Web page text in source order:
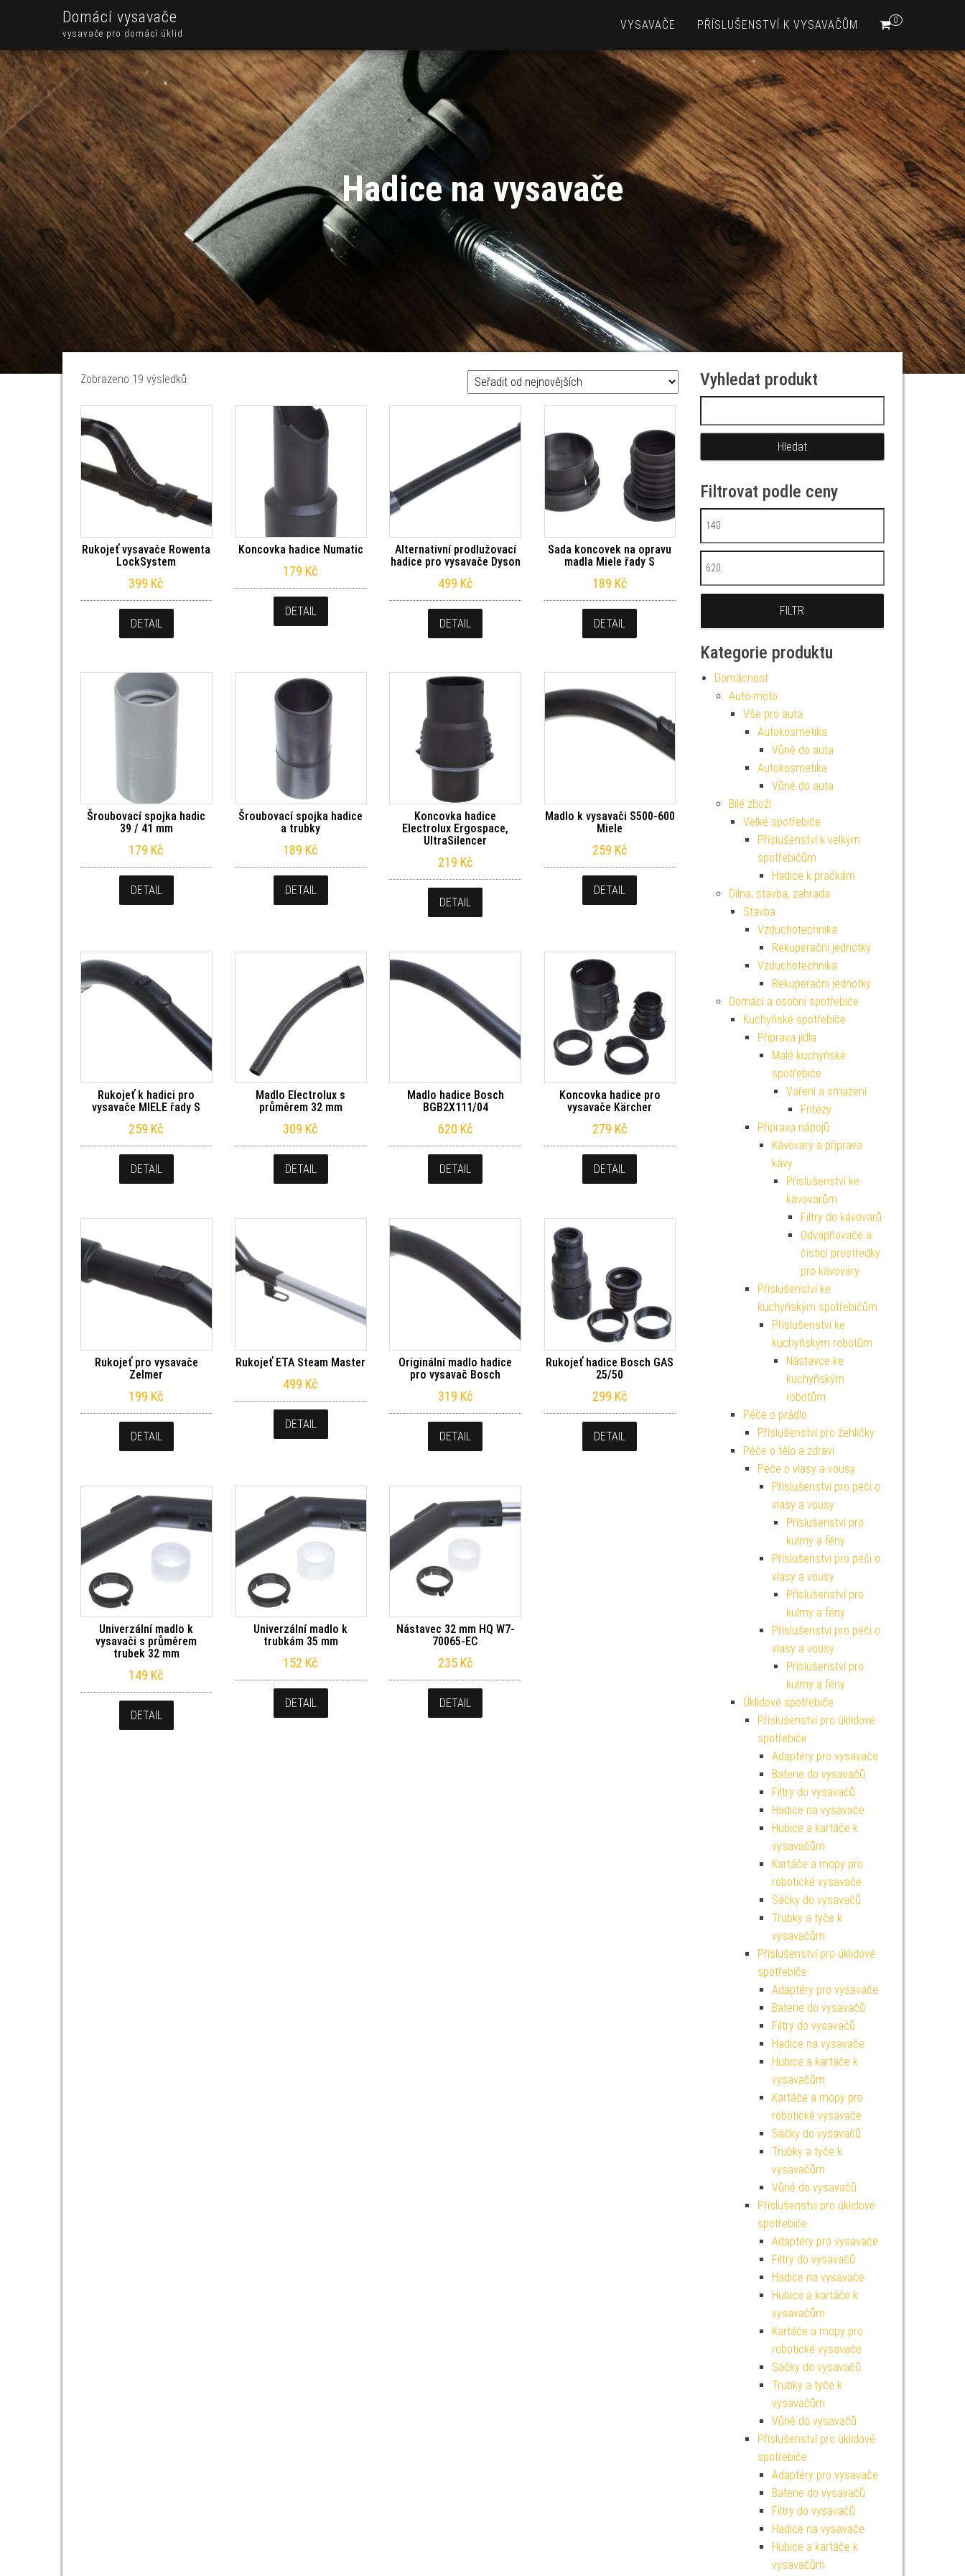
Domácí vysavače
vysavače pro domácí úklid
0
VYSAVAČE PŘÍSLUŠENSTVÍ K VYSAVAČŮM
Hadice na vysavače
Zobrazeno 19 výsledků
Rukojeť vysavače Rowenta
LockSystem
399 Kč
DETAIL
Koncovka hadice Numatic
179 Kč
DETAIL
Alternativní prodlužovací
hadice pro vysavače Dyson
499 Kč
DETAIL
Sada koncovek na opravu
madla Miele řady S
189 Kč
DETAIL
Šroubovací spojka hadic
39 / 41 mm
179 Kč
DETAIL
Šroubovací spojka hadice
a trubky
189 Kč
DETAIL
Koncovka hadice
Electrolux Ergospace,
UltraSilencer
219 Kč
DETAIL
Madlo k vysavači S500-600
Miele
259 Kč
DETAIL
Rukojeť k hadici pro
vysavače MIELE řady S
259 Kč
DETAIL
Madlo Electrolux s
průměrem 32 mm
309 Kč
DETAIL
Madlo hadice Bosch
BGB2X111/04
620 Kč
DETAIL
Koncovka hadice pro
vysavače Kärcher
279 Kč
DETAIL
Rukojeť pro vysavače
Zelmer
199 Kč
DETAIL
Rukojeť ETA Steam Master
499 Kč
DETAIL
Originální madlo hadice
pro vysavač Bosch
319 Kč
DETAIL
Rukojeť hadice Bosch GAS
25/50
299 Kč
DETAIL
Univerzální madlo k
vysavači s průměrem
trubek 32 mm
149 Kč
DETAIL
Univerzální madlo k
trubkám 35 mm
152 Kč
DETAIL
Nástavec 32 mm HQ W7-
70065-EC
235 Kč
DETAIL
Vyhledat produkt
Filtrovat podle ceny
Minimální cena
Maximální cena
FILTR
Kategorie produktu
Domácnost
Auto-moto
Vše pro auta
Autokosmetika
Vůně do auta
Autokosmetika
Vůně do auta
Bílé zboží
Velké spotřebiče
Příslušenství k velkým
spotřebičům
Hadice k pračkám
Dílna, stavba, zahrada
Stavba
Vzduchotechnika
Rekuperační jednotky
Vzduchotechnika
Rekuperační jednotky
Domácí a osobní spotřebiče
Kuchyňské spotřebiče
Příprava jídla
Malé kuchyňské
spotřebiče
Vaření a smažení
Fritézy
Příprava nápojů
Kávovary a příprava
kávy
Příslušenství ke
kávovarům
Filtry do kávovarů
Odvápňovače a
čisticí prostředky
pro kávovary
Příslušenství ke
kuchyňským spotřebičům
Příslušenství ke
kuchyňským robotům
Nástavce ke
kuchyňským
robotům
Péče o prádlo
Příslušenství pro žehličky
Péče o tělo a zdraví
Péče o vlasy a vousy
Příslušenství pro péči o
vlasy a vousy
Příslušenství pro
kulmy a fény
Příslušenství pro péči o
vlasy a vousy
Příslušenství pro
kulmy a fény
Příslušenství pro péči o
vlasy a vousy
Příslušenství pro
kulmy a fény
Úklidové spotřebiče
Příslušenství pro úklidové
spotřebiče
Adaptéry pro vysavače
Baterie do vysavačů
Filtry do vysavačů
Hadice na vysavače
Hubice a kartáče k
vysavačům
Kartáče a mopy pro
robotické vysavače
Sáčky do vysavačů
Trubky a tyče k
vysavačům
Příslušenství pro úklidové
spotřebiče
Adaptéry pro vysavače
Baterie do vysavačů
Filtry do vysavačů
Hadice na vysavače
Hubice a kartáče k
vysavačům
Kartáče a mopy pro
robotické vysavače
Sáčky do vysavačů
Trubky a tyče k
vysavačům
Vůně do vysavačů
Příslušenství pro úklidové
spotřebiče
Adaptéry pro vysavače
Filtry do vysavačů
Hadice na vysavače
Hubice a kartáče k
vysavačům
Kartáče a mopy pro
robotické vysavače
Sáčky do vysavačů
Trubky a tyče k
vysavačům
Vůně do vysavačů
Příslušenství pro úklidové
spotřebiče
Adaptéry pro vysavače
Baterie do vysavačů
Filtry do vysavačů
Hadice na vysavače
Hubice a kartáče k
vysavačům